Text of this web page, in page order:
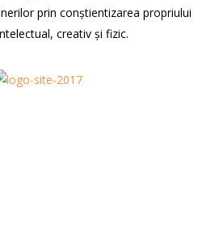
prin conștientizarea propriului
creativ și fizic.